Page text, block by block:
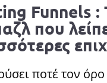
Funnels :
που
ποτέ τον όρο